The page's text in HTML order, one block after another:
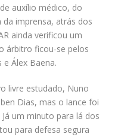
auxílio médico, do
da imprensa, atrás dos
ainda verificou um
árbitro ficou-se pelos
Álex Baena.
livre estudado, Nuno
Dias, mas o lance foi
um minuto para lá dos
para defesa segura